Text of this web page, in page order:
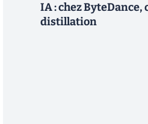
IA : chez ByteDance,
distillation